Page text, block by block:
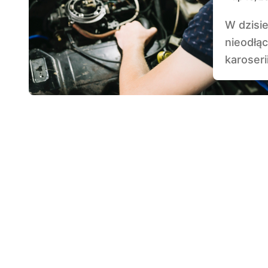
W dzisiejszych czasach, gdy samochody są